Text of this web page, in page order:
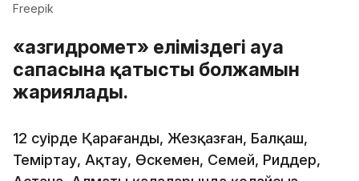
Freepik
«Қазгидромет» еліміздегі ауа
сапасына қатысты болжамын
жариялады.
12 сәуірде Қарағанды, Жезқазған, Балқаш,
Теміртау, Ақтау, Өскемен, Семей, Риддер,